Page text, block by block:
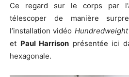
Ce regard sur le corps par
télescoper de manière
l’installation vidéo Hundredweight
et Paul Harrison présentée ici
hexagonale.